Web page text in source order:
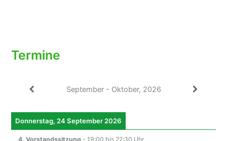
Termine
September - Oktober, 2026
Donnerstag, 24 September 2026
4. Vorstandssitzung - 19:00 bis 22:30 Uhr